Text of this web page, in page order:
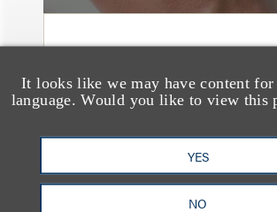
It looks like we may have content for
language. Would you like to view this
YES
NO
Loeb & Loeb Adds
Finance Pro Todd
Matras